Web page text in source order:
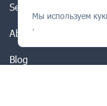
Мы используем
.
Services
About us
Blog